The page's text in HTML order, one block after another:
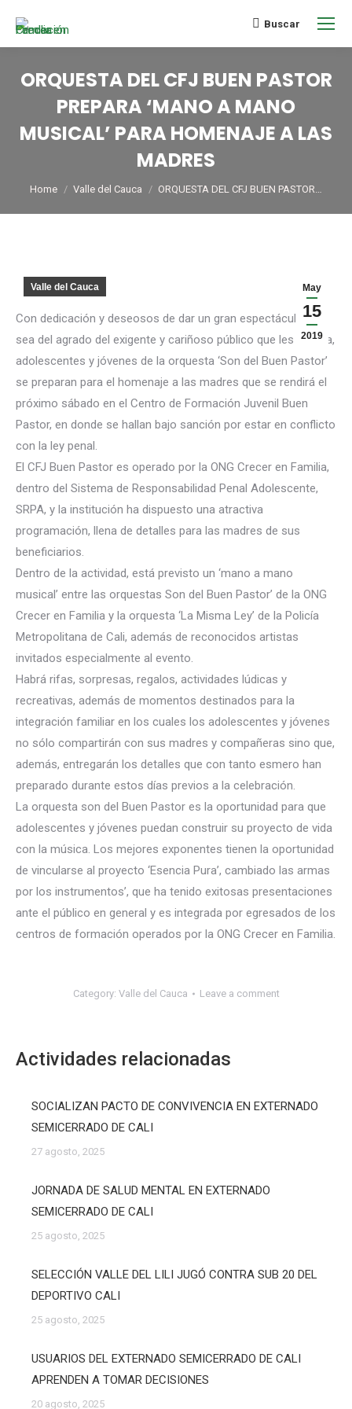
Buscar
ORQUESTA DEL CFJ BUEN PASTOR
PREPARA ‘MANO A MANO
MUSICAL’ PARA HOMENAJE A LAS
MADRES
You are here:
Home Valle del Cauca ORQUESTA DEL CFJ BUEN PASTOR…
May
15
2019
Valle del Cauca
Con dedicación y deseosos de dar un gran espectáculo que
sea del agrado del exigente y cariñoso público que les espera,
adolescentes y jóvenes de la orquesta ‘Son del Buen Pastor’
se preparan para el homenaje a las madres que se rendirá el
próximo sábado en el Centro de Formación Juvenil Buen
Pastor, en donde se hallan bajo sanción por estar en conflicto
con la ley penal.
El CFJ Buen Pastor es operado por la ONG Crecer en Familia,
dentro del Sistema de Responsabilidad Penal Adolescente,
SRPA, y la institución ha dispuesto una atractiva
programación, llena de detalles para las madres de sus
beneficiarios.
Dentro de la actividad, está previsto un ‘mano a mano
musical’ entre las orquestas Son del Buen Pastor’ de la ONG
Crecer en Familia y la orquesta ‘La Misma Ley’ de la Policía
Metropolitana de Cali, además de reconocidos artistas
invitados especialmente al evento.
Habrá rifas, sorpresas, regalos, actividades lúdicas y
recreativas, además de momentos destinados para la
integración familiar en los cuales los adolescentes y jóvenes
no sólo compartirán con sus madres y compañeras sino que,
además, entregarán los detalles que con tanto esmero han
preparado durante estos días previos a la celebración.
La orquesta son del Buen Pastor es la oportunidad para que
adolescentes y jóvenes puedan construir su proyecto de vida
con la música. Los mejores exponentes tienen la oportunidad
de vincularse al proyecto ‘Esencia Pura’, cambiado las armas
por los instrumentos’, que ha tenido exitosas presentaciones
ante el público en general y es integrada por egresados de los
centros de formación operados por la ONG Crecer en Familia.
Category: Valle del Cauca Leave a comment
Actividades relacionadas
SOCIALIZAN PACTO DE CONVIVENCIA EN EXTERNADO
SEMICERRADO DE CALI
27 agosto, 2025
JORNADA DE SALUD MENTAL EN EXTERNADO
SEMICERRADO DE CALI
25 agosto, 2025
SELECCIÓN VALLE DEL LILI JUGÓ CONTRA SUB 20 DEL
DEPORTIVO CALI
25 agosto, 2025
USUARIOS DEL EXTERNADO SEMICERRADO DE CALI
APRENDEN A TOMAR DECISIONES
20 agosto, 2025